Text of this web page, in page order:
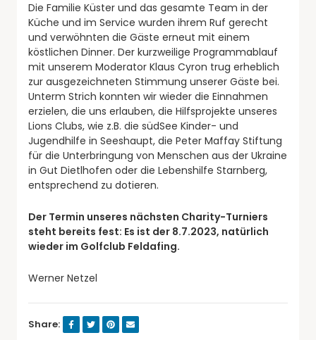
Die Familie Küster und das gesamte Team in der
Küche und im Service wurden ihrem Ruf gerecht
und verwöhnten die Gäste erneut mit einem
köstlichen Dinner. Der kurzweilige Programmablauf
mit unserem Moderator Klaus Cyron trug erheblich
zur ausgezeichneten Stimmung unserer Gäste bei.
Unterm Strich konnten wir wieder die Einnahmen
erzielen, die uns erlauben, die Hilfsprojekte unseres
Lions Clubs, wie z.B. die südSee Kinder- und
Jugendhilfe in Seeshaupt, die Peter Maffay Stiftung
für die Unterbringung von Menschen aus der Ukraine
in Gut Dietlhofen oder die Lebenshilfe Starnberg,
entsprechend zu dotieren.
Der Termin unseres nächsten Charity-Turniers
steht bereits fest: Es ist der 8.7.2023, natürlich
wieder im Golfclub Feldafing.
Werner Netzel
Share: